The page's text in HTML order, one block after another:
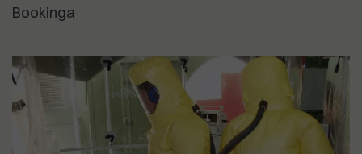
Bookinga